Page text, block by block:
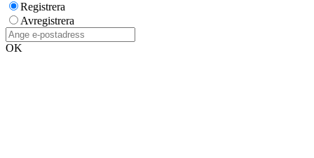
Registrera
Avregistrera
OK